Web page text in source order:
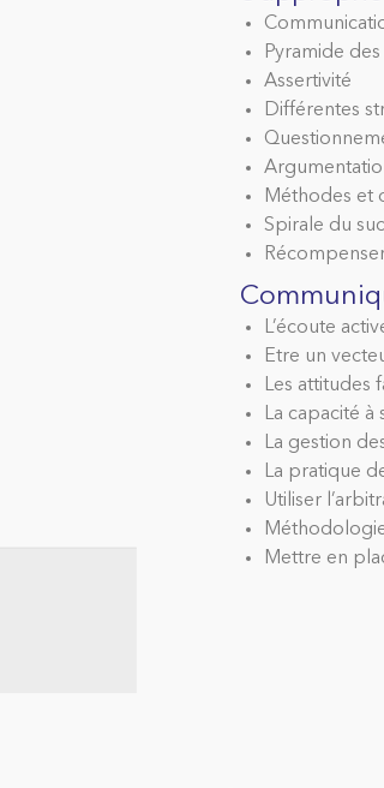
Pyramide
Assertivité
Différentes
Méthodes et
Spirale du
L’écoute
Etre un
Les attitudes
La capacité à
La gestion
La pratique
Utiliser
Mettre en